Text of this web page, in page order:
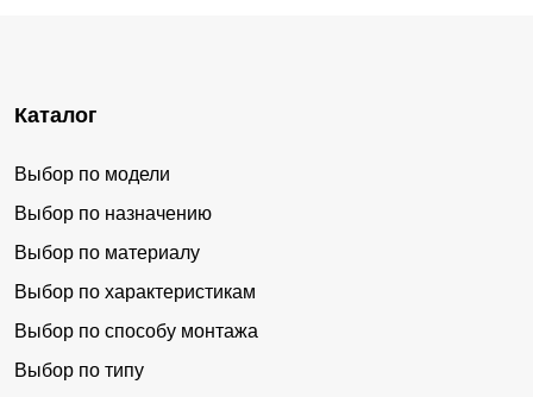
Каталог
Выбор по модели
Выбор по назначению
Выбор по материалу
Выбор по характеристикам
Выбор по способу монтажа
Выбор по типу